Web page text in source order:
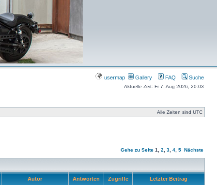
usermap Gallery FAQ Suche
Aktuelle Zeit: Fr 7. Aug 2026, 20:03
Alle Zeiten sind UTC
Gehe zu Seite 1 2 3 4 5 Nächste
Autor Antworten Zugriffe Letzter Beitrag